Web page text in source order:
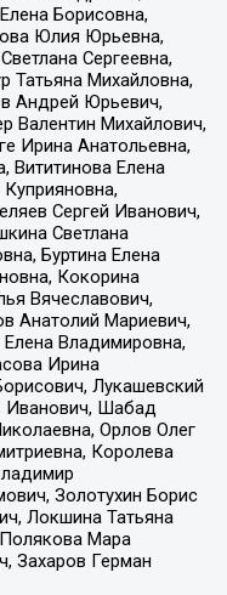
Борисовна,
Юлия Юрьевна,
Сергеевна,
Татьяна Михайловна,
Андрей Юрьевич,
Валентин Михайлович,
Ирина Анатольевна,
Вититинова Елена
Сергей Иванович,
Светлана
Буртина Елена
Кокорина
Вячеславович,
Анатолий Мариевич,
Владимировна,
Ирина
Лукашевский
Иванович, Шабад
Орлов Олег
Королева
Золотухин Борис
Локшина Татьяна
Мара
Захаров Герман